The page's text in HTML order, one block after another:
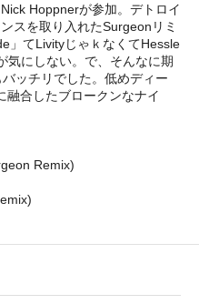
Hoppnerが参加。デトロイ
スを取り入れたSurgeonリミ
」てLivityじゃｋなくてHessle
気にしない。で、そんなに期
ッチリでした。低めディー
融合したブロークンなナイ
Remix)